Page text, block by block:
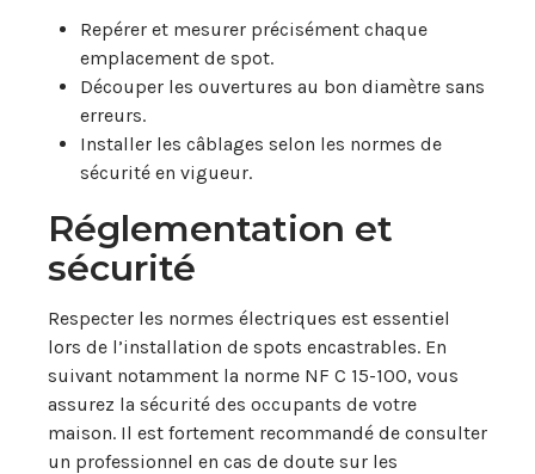
Repérer et mesurer précisément chaque
emplacement de spot.
Découper les ouvertures au bon diamètre sans
erreurs.
Installer les câblages selon les normes de
sécurité en vigueur.
Réglementation et
sécurité
Respecter les normes électriques est essentiel
lors de l’installation de spots encastrables. En
suivant notamment la norme NF C 15-100, vous
assurez la sécurité des occupants de votre
maison. Il est fortement recommandé de consulter
un professionnel en cas de doute sur les